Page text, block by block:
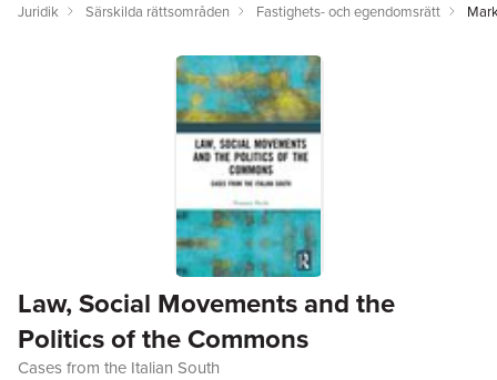
Juridik Särskilda rättsområden Fastighets- och egendomsrätt
Law, Social Movements and the
Politics of the Commons
Cases from the Italian South